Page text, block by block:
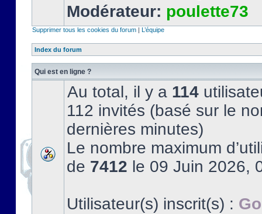
Modérateur: poulette73
Supprimer tous les cookies du forum | L’équipe
Index du forum
Qui est en ligne ?
Au total, il y a 114
112 invités (basé sur le
dernières minutes)
Le nombre maximum
de 7412 le 09 Juin 2026,
Utilisateur(s) inscrit(s) :